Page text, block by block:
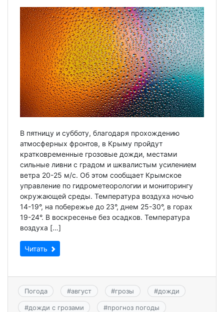
В пятницу и субботу, благодаря прохождению
атмосферных фронтов, в Крыму пройдут
кратковременные грозовые дожди, местами
сильные ливни с градом и шквалистым усилением
ветра 20-25 м/с. Об этом сообщает Крымское
управление по гидрометеорологии и мониторингу
окружающей среды. Температура воздуха ночью
14-19°, на побережье до 23°, днем 25-30°, в горах
19-24°. В воскресенье без осадков. Температура
воздуха […]
Читать
Погода #август #грозы #дожди
#дожди с грозами #прогноз погоды